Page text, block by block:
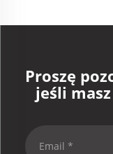
Proszę
jeśli